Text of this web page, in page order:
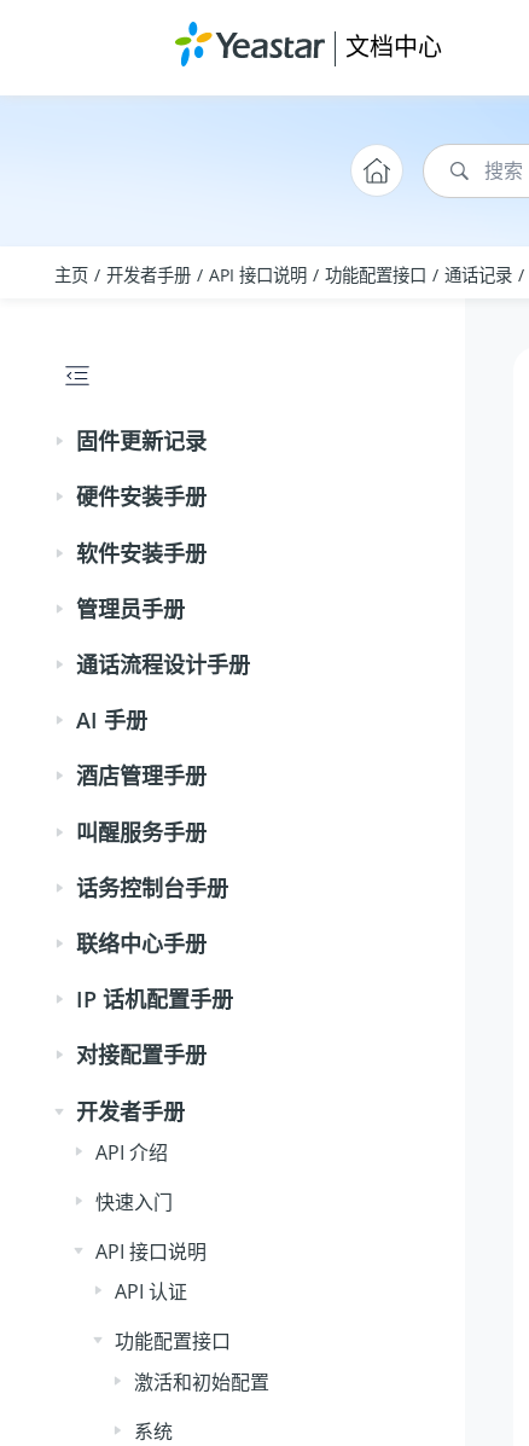
文档中心
主页 开发者手册 API 接口说明 功能配置接口 通话记录
固件更新记录
硬件安装手册
软件安装手册
管理员手册
通话流程设计手册
AI 手册
酒店管理手册
叫醒服务手册
话务控制台手册
联络中心手册
IP 话机配置手册
对接配置手册
开发者手册
API 介绍
快速入门
API 接口说明
API 认证
功能配置接口
激活和初始配置
系统